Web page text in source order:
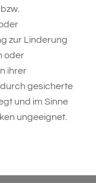
zur Linderung
oder
ihrer
gesicherte
und im Sinne
ungeeignet.